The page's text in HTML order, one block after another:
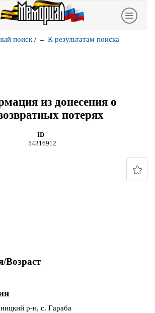
поиск / ← К результатам поиска
из донесения о
потерях
ID
54316912
Возраст
р-н, с. Гараба